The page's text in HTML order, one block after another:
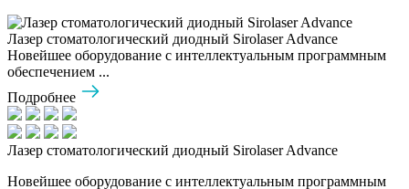
Лазер стоматологический диодный Sirolaser Advance
Новейшее оборудование с интеллектуальным программным
обеспечением ...
Подробнее
Лазер стоматологический диодный Sirolaser Advance
Новейшее оборудование с интеллектуальным программным